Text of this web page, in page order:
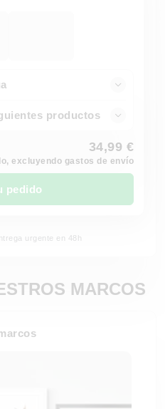
productos
34,99 €
excluyendo gastos de envío
pedido
urgente en 48h
MARCOS